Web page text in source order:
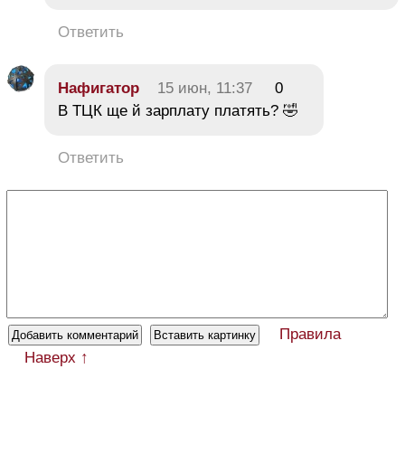
Ответить
Нафигатор 15 июн, 11:37
0
В ТЦК ще й зарплату платять? 🤣
Ответить
Правила
Наверх ↑